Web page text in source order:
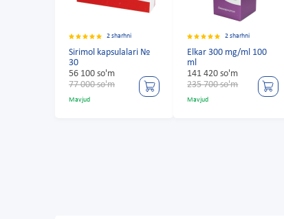
2 sharhni
Sirimol kapsulalari №
30
56 100 so'm
77 000 so'm
Mavjud
2 sharhni
Elkar 300 mg/ml 100
ml
141 420 so'm
235 700 so'm
Mavjud